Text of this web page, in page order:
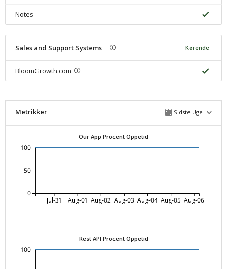
Notes
Sales and Support Systems Kørende
BloomGrowth.com
Metrikker Sidste Uge
Our App Procent Oppetid
Jul-31 Aug-01 Aug-02 Aug-03 Aug-04 Aug-05 Aug-06
0
50
100
Rest API Procent Oppetid
100